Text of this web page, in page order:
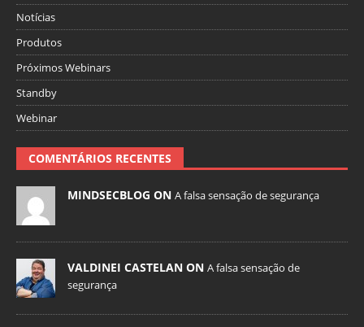
Notícias
Produtos
Próximos Webinars
Standby
Webinar
COMENTÁRIOS RECENTES
MINDSECBLOG ON A falsa sensação de segurança
VALDINEI CASTELAN ON A falsa sensação de
segurança